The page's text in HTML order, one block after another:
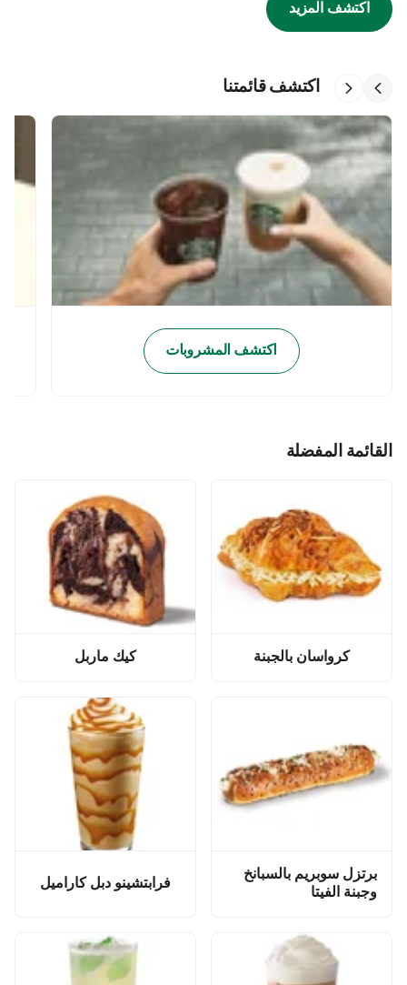
اكتشف المزيد
اكتشف قائمتنا
اكتشف المشروبات
القائمة المفضلة
كرواسان بالجبنة كيك ماربل
برتزل سوبريم بالسبانخ
وجبنة الفيتا
فرابتشينو دبل كاراميل